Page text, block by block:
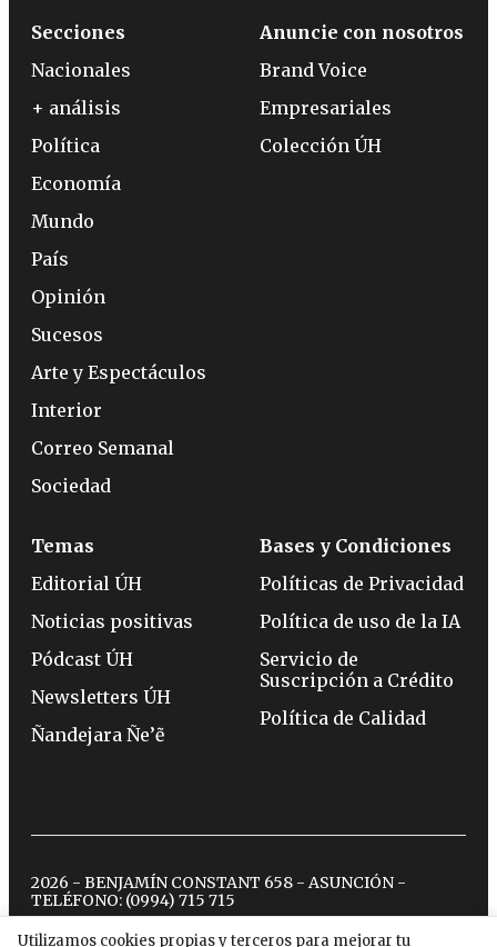
Utilizamos cookies propias y terceros para mejorar tu
Secciones
Nacionales
+ análisis
Política
Economía
Mundo
País
Opinión
Sucesos
Arte y Espectáculos
Interior
Correo Semanal
Sociedad
Anuncie con nosotros
Brand Voice
Empresariales
Colección ÚH
Temas
Editorial ÚH
Noticias positivas
Pódcast ÚH
Newsletters ÚH
Ñandejara Ñe’ẽ
Bases y Condiciones
Políticas de Privacidad
Política de uso de la IA
Servicio de
Suscripción a Crédito
Política de Calidad
2026 - BENJAMÍN CONSTANT 658 - ASUNCIÓN -
TELÉFONO: (0994) 715 715